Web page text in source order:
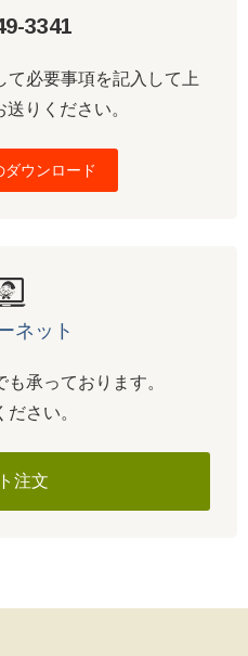
3341
て必要事項を記入して上
りください。
ダウンロード
ネット
承っております。
ださい。
注文